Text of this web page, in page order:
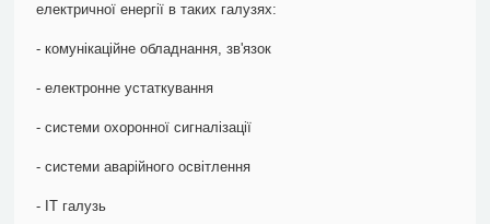
електричної енергії в таких галузях:
- комунікаційне обладнання, зв'язок
- електронне устаткування
- системи охоронної сигналізації
- системи аварійного освітлення
- ІТ галузь